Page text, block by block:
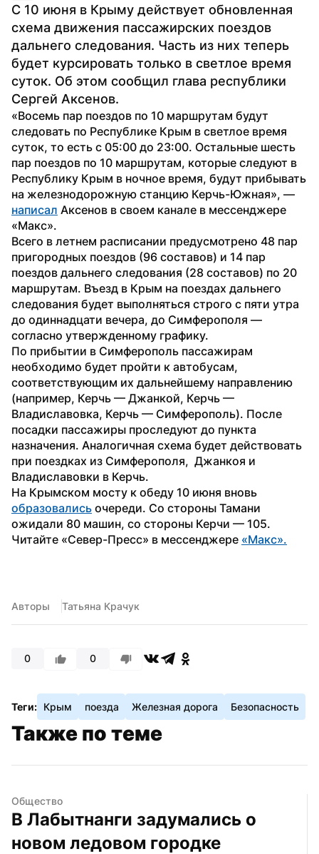
С 10 июня в Крыму действует обновленная
схема движения пассажирских поездов
дальнего следования. Часть из них теперь
будет курсировать только в светлое время
суток. Об этом сообщил глава республики
Сергей Аксенов.
«Восемь пар поездов по 10 маршрутам будут
следовать по Республике Крым в светлое время
суток, то есть с 05:00 до 23:00. Остальные шесть
пар поездов по 10 маршрутам, которые следуют в
Республику Крым в ночное время, будут прибывать
написал Аксенов в своем канале в мессенджере
«Макс».
Всего в летнем расписании предусмотрено 48 пар
пригородных поездов (96 составов) и 14 пар
поездов дальнего следования (28 составов) по 20
маршрутам. Въезд в Крым на поездах дальнего
следования будет выполняться строго с пяти утра
до одиннадцати вечера, до Симферополя —
согласно утвержденному графику.
По прибытии в Симферополь пассажирам
необходимо будет пройти к автобусам,
соответствующим их дальнейшему направлению
(например, Керчь — Джанкой, Керчь —
Владиславовка, Керчь — Симферополь). После
посадки пассажиры проследуют до пункта
назначения. Аналогичная схема будет действовать
при поездках из Симферополя,  Джанкоя и
Владиславовки в Керчь.
образовались очереди. Со стороны Тамани
ожидали 80 машин, со стороны Керчи — 105.
Читайте «Север-Пресс» в мессенджере «Макс».
Авторы Татьяна Крачук
0 0
Теги: Крым поезда Железная дорога Безопасность
Также по теме
Общество
В Лабытнанги задумались о
новом ледовом городке